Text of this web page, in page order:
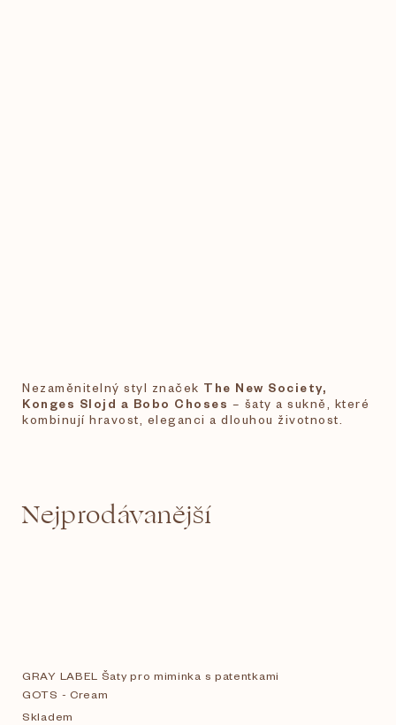
Nezaměnitelný styl značek The New Society,
Konges Slojd a Bobo Choses – šaty a sukně, které
kombinují hravost, eleganci a dlouhou životnost.
Nejprodávanější
GRAY LABEL Šaty pro miminka s patentkami
GOTS - Cream
Skladem